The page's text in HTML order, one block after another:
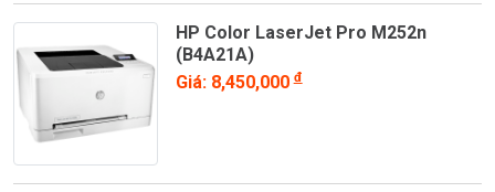
HP Color LaserJet Pro M252n
(B4A21A)
Giá: 8,450,000đ